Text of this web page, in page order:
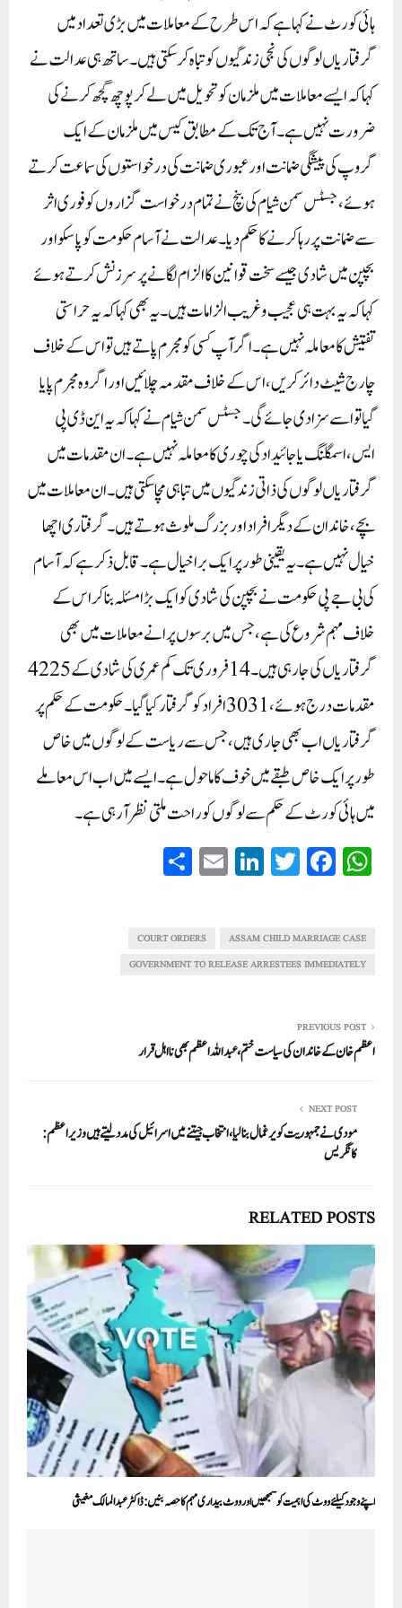
ہائی کورٹ نے کہا ہے کہ اس طرح کے معاملات میں بڑی تعداد میں
گرفتاریاں لوگوں کی نجی زندگیوں کو تباہ کر سکتی ہیں۔ ساتھ ہی عدالت نے
کہا کہ ایسے معاملات میں ملزمان کو تحویل میں لے کر پوچھ گچھ کرنے کی
ضرورت نہیں ہے۔آج تک کے مطابق کیس میں ملزمان کے ایک
گروپ کی پیشگی ضمانت اور عبوری ضمانت کی درخواستوں کی سماعت کرتے
ہوئے، جسٹس سمن شیام کی بنچ نے تمام درخواست گزاروں کو فوری اثر
سے ضمانت پر رہا کرنے کا حکم دیا۔ عدالت نے آسام حکومت کو پاسکو اور
بچپن میں شادی جیسے سخت قوانین کا الزام لگانے پر سرزنش کرتے ہوئے
کہا کہ یہ بہت ہی عجیب و غریب الزامات ہیں۔ یہ بھی کہا کہ یہ حراستی
تفتیش کا معاملہ نہیں ہے۔ اگر آپ کسی کو مجرم پاتے ہیں تو اس کے خلاف
چارج شیٹ دائر کریں، اس کے خلاف مقدمہ چلائیں اور اگر وہ مجرم پایا
گیا تو اسے سزا دی جائے گی۔جسٹس سمن شیام نے کہا کہ یہ این ڈی پی
ایس، اسمگلنگ یا جائیداد کی چوری کا معاملہ نہیں ہے۔ ان مقدمات میں
گرفتاریاں لوگوں کی ذاتی زندگیوں میں تباہی مچا سکتی ہیں۔ ان معاملات میں
بچے، خاندان کے دیگر افراد اور بزرگ ملوث ہوتے ہیں۔ گرفتاری اچھا
خیال نہیں ہے۔ یہ یقینی طور پر ایک برا خیال ہے۔قابل ذکر ہے کہ آسام
کی بی جے پی حکومت نے بچپن کی شادی کو ایک بڑا مسئلہ بنا کر اس کے
خلاف مہم شروع کی ہے، جس میں برسوں پرانے معاملات میں بھی
گرفتاریاں کی جا رہی ہیں۔ 14 فروری تک کم عمری کی شادی کے 4225
مقدمات درج ہوئے، 3031 افراد کو گرفتار کیا گیا۔ حکومت کے حکم پر
گرفتاریاں اب بھی جاری ہیں، جس سے ریاست کے لوگوں میں خاص
طور پر ایک خاص طبقے میں خوف کا ماحول ہے۔ ایسے میں اب اس معاملے
میں ہائی کورٹ کے حکم سے لوگوں کو راحت ملتی نظر آ رہی ہے۔
W
ha
A
pp
Fa
ce
ok
T
wi
r
Li
nk
In
E
m
ASSAM CHILD MARRIAGE CASE
COURT ORDERS
GOVERNMENT TO RELEASE ARRESTEES IMMEDIATELY
PREVIOUS POST
اعظم خان کے خاندان کی سیاست ختم، عبداللہ اعظم بھی نااہل قرار
NEXT POST
مودی نے جمہوریت کو یرغمال بنالیا، انتخاب جیتنے میں اسرائیل کی مدد لیتے ہیں وزیر اعظم:
کانگریس
RELATED POSTS
اپنے وجود کیلئے ووٹ کی اہمیت کو سمجھیں اور ووٹ بیداری مہم کا حصہ بنیں: ڈاکٹر عبد المالک مغيثی